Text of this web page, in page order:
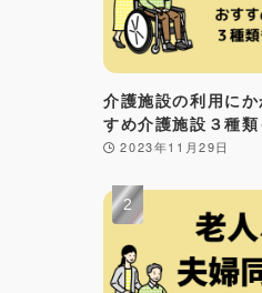
介護施設の利用に
すめ介護施設３種
2023年11月29日